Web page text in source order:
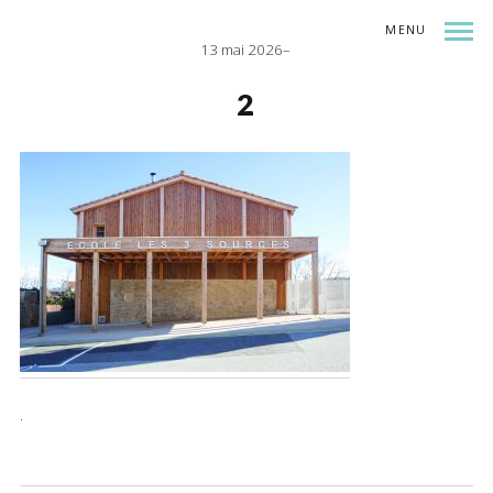
MENU
13 mai 2026
2
.